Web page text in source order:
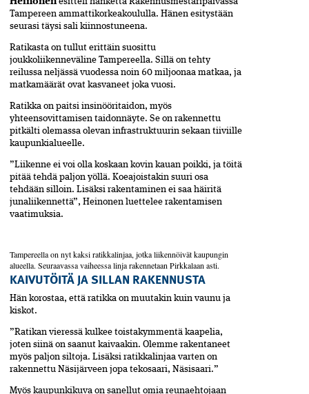
Tampereen ammattikorkeakoululla. Hänen esitystään
seurasi ­täysi sali kiinnostuneena.
Ratikasta on tullut erittäin suosittu
joukkoliikenneväline Tampereella. Sillä on tehty
reilussa neljässä vuodessa noin 60 miljoonaa matkaa, ja
matkamäärät ovat kasvaneet ­joka vuosi.
Ratikka on paitsi insinööritaidon, myös
yhteensovittamisen taidonnäyte. Se on rakennettu
pitkälti olemassa olevan infrastruktuurin sekaan tiiviille
kaupunkialueelle.
”Liikenne ei voi olla koskaan kovin kauan poikki, ja töitä
pitää tehdä paljon yöllä. Koeajoistakin suuri osa
tehdään silloin. Lisäksi rakentaminen ei saa häiritä
junaliikennettä”, Heinonen luettelee rakentamisen
vaatimuksia.
Tampereella on nyt kaksi ratikka­linjaa, jotka liikennöivät kaupungin
alueella. Seuraavassa vaiheessa linja rakennetaan Pirkkalaan asti.
KAIVUTÖITÄ JA SILLAN RAKENNUSTA
Hän korostaa, että ratikka on muutakin kuin vaunu ja
kiskot.
”Ratikan vieressä kulkee toistakymmentä kaapelia,
joten siinä on saanut kaivaakin. Olemme rakentaneet
myös paljon siltoja. Lisäksi­ ratikkalinjaa varten on
rakennettu­ Näsijärveen jopa tekosaari, Näsisaari.”
Myös kaupunkikuva on sanellut omia reunaehtojaan